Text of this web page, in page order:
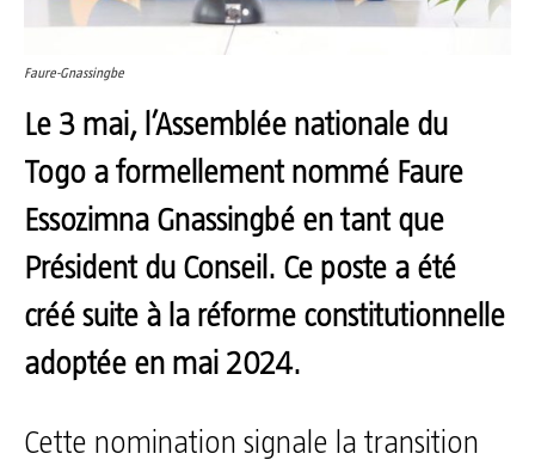
Faure-Gnassingbe
Le 3 mai, l’Assemblée nationale du
Togo a formellement nommé Faure
Essozimna Gnassingbé en tant que
Président du Conseil. Ce poste a été
créé suite à la réforme constitutionnelle
adoptée en mai 2024.
Cette nomination signale la transition